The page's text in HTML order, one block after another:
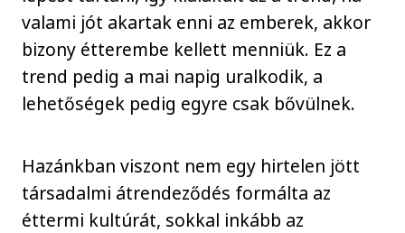
valami jót akartak enni az emberek, akkor
bizony étterembe kellett menniük. Ez a
trend pedig a mai napig uralkodik, a
lehetőségek pedig egyre csak bővülnek.
Hazánkban viszont nem egy hirtelen jött
társadalmi átrendeződés formálta az
éttermi kultúrát, sokkal inkább az